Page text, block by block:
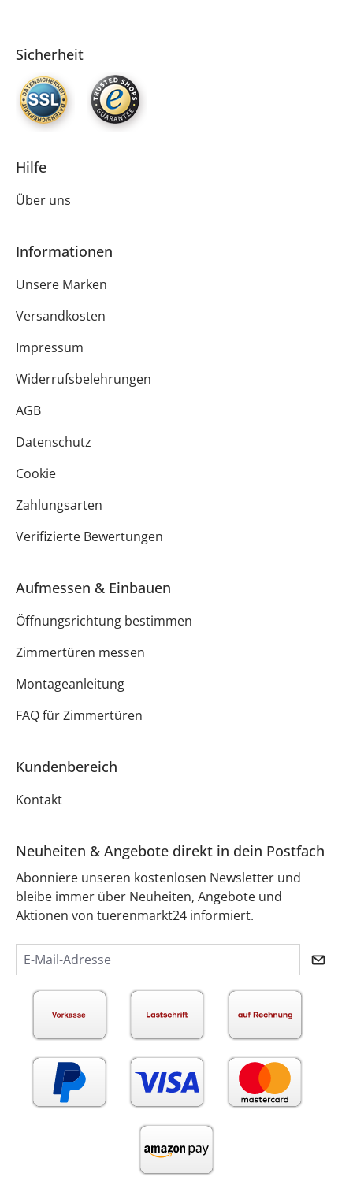
Sicherheit
Hilfe
Über uns
Informationen
Unsere Marken
Versandkosten
Impressum
Widerrufsbelehrungen
AGB
Datenschutz
Cookie
Zahlungsarten
Verifizierte Bewertungen
Aufmessen & Einbauen
Öffnungsrichtung bestimmen
Zimmertüren messen
Montageanleitung
FAQ für Zimmertüren
Kundenbereich
Kontakt
Neuheiten & Angebote direkt in dein Postfach
Abonniere unseren kostenlosen Newsletter und
bleibe immer über Neuheiten, Angebote und
Aktionen von tuerenmarkt24 informiert.